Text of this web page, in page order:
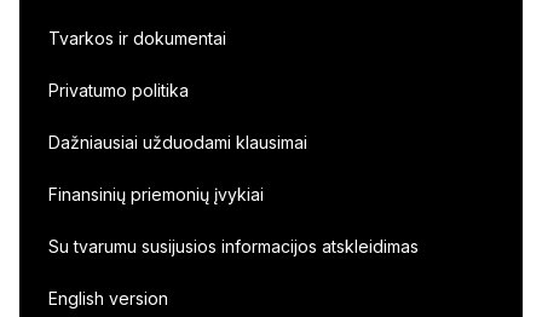
Tvarkos ir dokumentai
Privatumo politika
Dažniausiai užduodami klausimai
Finansinių priemonių įvykiai
Su tvarumu susijusios informacijos atskleidimas
English version